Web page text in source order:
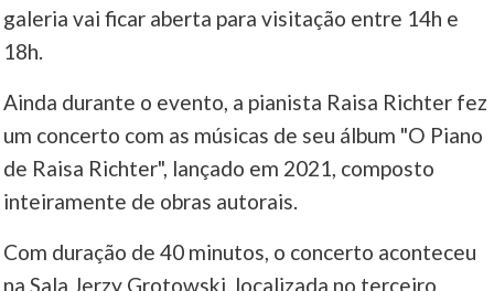
galeria vai ficar aberta para visitação entre 14h e
18h.
Ainda durante o evento, a pianista Raisa Richter fez
um concerto com as músicas de seu álbum "O Piano
de Raisa Richter", lançado em 2021, composto
inteiramente de obras autorais.
Com duração de 40 minutos, o concerto aconteceu
na Sala Jerzy Grotowski, localizada no terceiro